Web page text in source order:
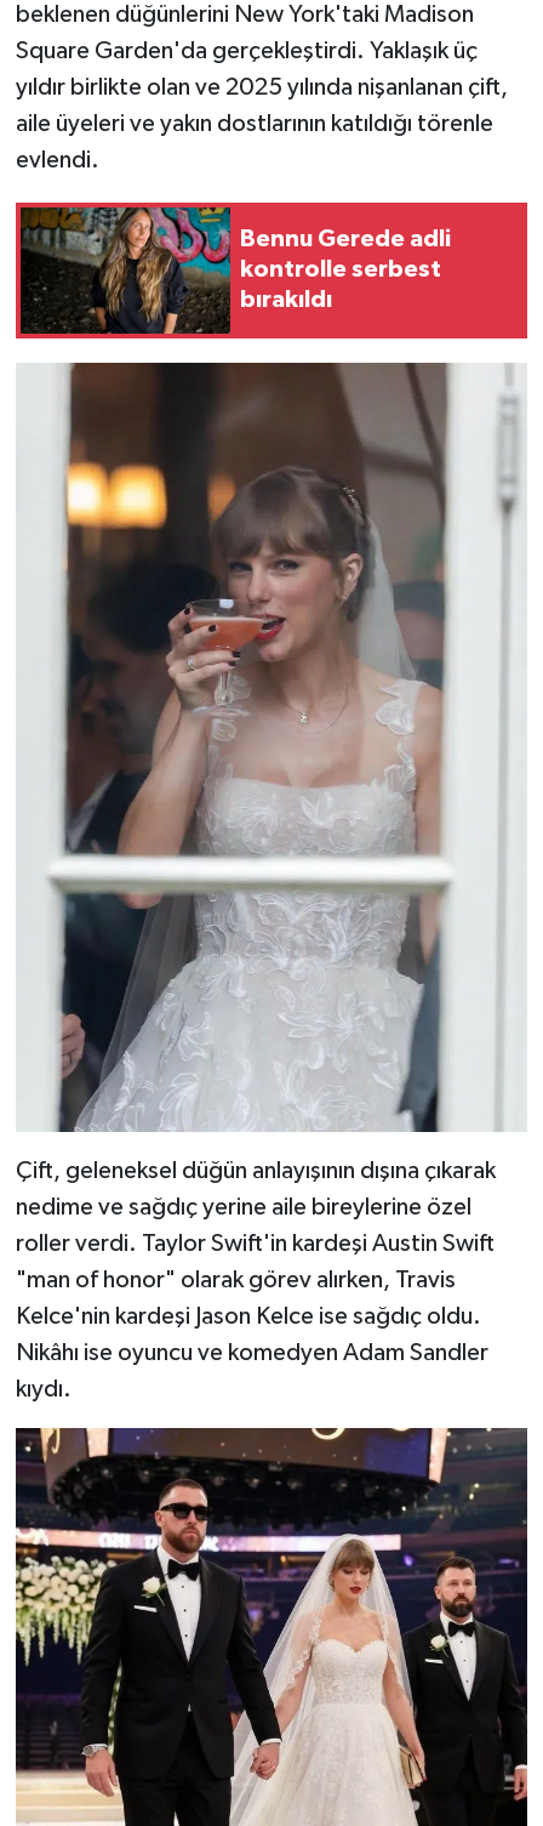
beklenen düğünlerini New York'taki Madison
Square Garden'da gerçekleştirdi. Yaklaşık üç
yıldır birlikte olan ve 2025 yılında nişanlanan çift,
aile üyeleri ve yakın dostlarının katıldığı törenle
evlendi.
Bennu Gerede adli
kontrolle serbest
bırakıldı
Çift, geleneksel düğün anlayışının dışına çıkarak
nedime ve sağdıç yerine aile bireylerine özel
roller verdi. Taylor Swift'in kardeşi Austin Swift
"man of honor" olarak görev alırken, Travis
Kelce'nin kardeşi Jason Kelce ise sağdıç oldu.
Nikâhı ise oyuncu ve komedyen Adam Sandler
kıydı.